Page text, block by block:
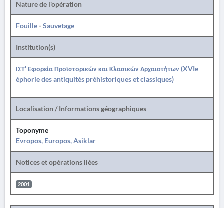
Nature de l'opération
Fouille-Sauvetage
Institution(s)
ΙΣΤ' Εφορεία Προϊστορικών και Κλασικών Αρχαιοτήτων (XVIe
éphorie des antiquités préhistoriques et classiques)
Localisation / Informations géographiques
Toponyme
Evropos, Europos, Asiklar
Notices et opérations liées
2001